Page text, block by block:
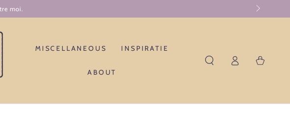
moi.
MISCELLANEOUS INSPIRATIE
ABOUT
Log
in
Winkelwagen